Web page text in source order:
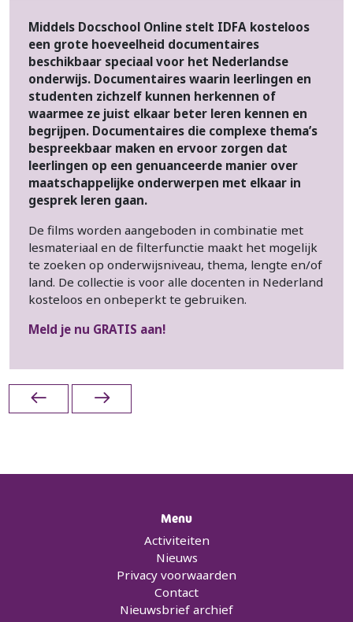
Middels Docschool Online stelt IDFA kosteloos
een grote hoeveelheid documentaires
beschikbaar speciaal voor het Nederlandse
onderwijs. Documentaires waarin leerlingen en
studenten zichzelf kunnen herkennen of
waarmee ze juist elkaar beter leren kennen en
begrijpen. Documentaires die complexe thema’s
bespreekbaar maken en ervoor zorgen dat
leerlingen op een genuanceerde manier over
maatschappelijke onderwerpen met elkaar in
gesprek leren gaan.
De films worden aangeboden in combinatie met
lesmateriaal en de filterfunctie maakt het mogelijk
te zoeken op onderwijsniveau, thema, lengte en/of
land. De collectie is voor alle docenten in Nederland
kosteloos en onbeperkt te gebruiken.
Meld je nu GRATIS aan!
Menu
Activiteiten
Nieuws
Privacy voorwaarden
Contact
Nieuwsbrief archief